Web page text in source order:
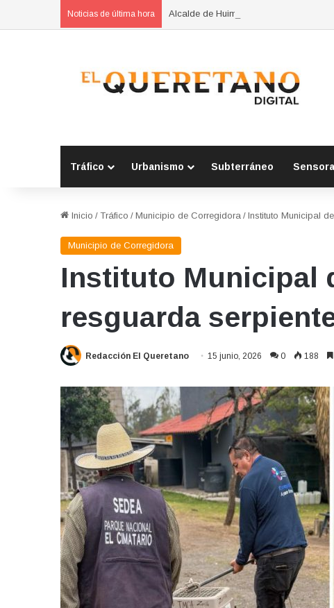
Noticias de última hora Alcalde de Huimilpan opera ruta de
Tráfico Urbanismo Subterráneo
Inicio / Tráfico / Municipio de Corregidora / Instituto Municipal
Municipio de Corregidora
Instituto Municipal
resguarda
Redacción El Queretano 15 junio, 2026 0 188